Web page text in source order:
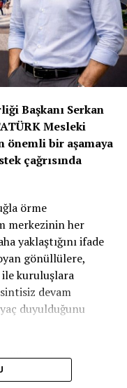
müdahil
ediyoruz”
Gülseven
Başkanı Serkan
Mesleki
önemli bir aşamaya
çağrısında
örme
merkezinin her
yaklaştığını ifade
gönüllülere,
ile kuruluşlara
devam
duyulduğunu
inşaat
taşıdığını